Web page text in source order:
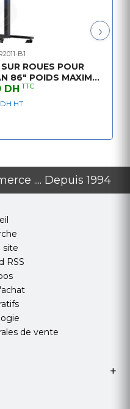
500mm, Centre of
80kg / moniteur
800 x 600mm
P
›
B1
ROUES POUR
86" POIDS MAXIMAL
DH TTC
HT
.... Depuis 1994
site
RSS
de vente